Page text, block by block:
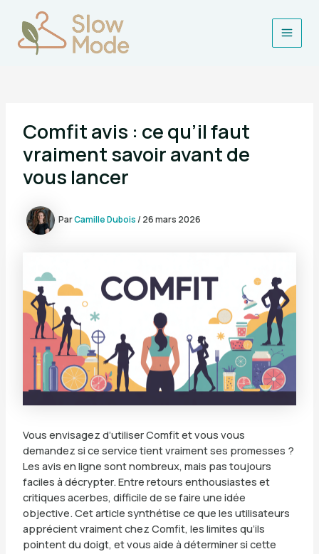
contenu
Main
Comfit avis : ce qu’il faut
vraiment savoir avant de
vous lancer
ParCamille Dubois/ 26 mars 2026
Vous envisagez d’utiliser Comfit et vous vous
demandez si ce service tient vraiment ses promesses ?
Les avis en ligne sont nombreux, mais pas toujours
faciles à décrypter. Entre retours enthousiastes et
critiques acerbes, difficile de se faire une idée
objective. Cet article synthétise ce que les utilisateurs
apprécient vraiment chez Comfit, les limites qu’ils
pointent du doigt, et vous aide à déterminer si cette